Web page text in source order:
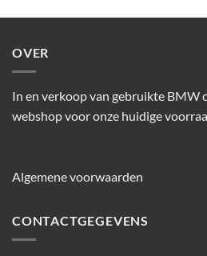
OVER
In en verkoop van gebruikte BMW
webshop voor onze huidige
Algemene voorwaarden
CONTACTGEGEVENS